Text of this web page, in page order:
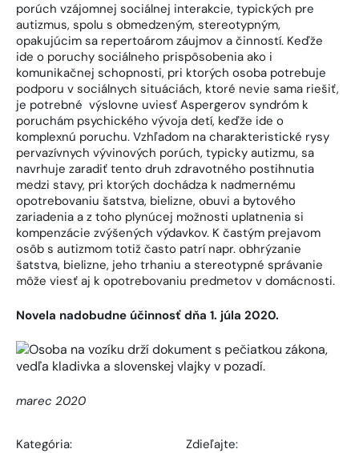
porúch vzájomnej sociálnej interakcie, typických pre
autizmus, spolu s obmedzeným, stereotypným,
opakujúcim sa repertoárom záujmov a činností. Keďže
ide o poruchy sociálneho prispôsobenia ako i
komunikačnej schopnosti, pri ktorých osoba potrebuje
podporu v sociálnych situáciách, ktoré nevie sama riešiť,
je potrebné výslovne uviesť Aspergerov syndróm k
poruchám psychického vývoja detí, keďže ide o
komplexnú poruchu. Vzhľadom na charakteristické rysy
pervazívnych vývinových porúch, typicky autizmu, sa
navrhuje zaradiť tento druh zdravotného postihnutia
medzi stavy, pri ktorých dochádza k nadmernému
opotrebovaniu šatstva, bielizne, obuvi a bytového
zariadenia a z toho plynúcej možnosti uplatnenia si
kompenzácie zvýšených výdavkov. K častým prejavom
osôb s autizmom totiž často patrí napr. obhrýzanie
šatstva, bielizne, jeho trhaniu a stereotypné správanie
môže viesť aj k opotrebovaniu predmetov v domácnosti.
Novela nadobudne účinnosť dňa 1. júla 2020.
marec 2020
Kategória:
Zdieľajte: